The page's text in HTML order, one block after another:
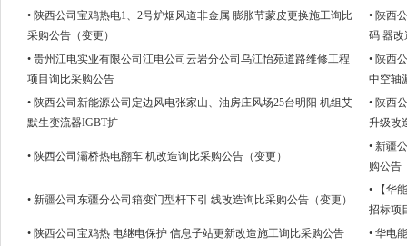
• 陕西公司宝鸡热电1、2号炉烟风道非金属 膨胀节蒙皮更换施工询比
采购公告（变更）
• 陕西
码 器改
• 贵州江电实业有限公司江电公司云岩分公司乌江怡苑道路维修工程
项目询比采购公告
• 陕西
中空轴
• 陕西公司新能源公司定边风电张家山、油房庄风场25台明阳 机组艾
默生变流器IGBT扩
• 陕西
升级改
• 陕西公司灞桥热电翻车 机改造询比采购公告（变更）
• 新疆
购公告
• 新疆公司东疆分公司箱变门型杆下引 线改造询比采购公告（变更）
• 【华
招标项
• 陕西公司宝鸡热 电继电保护 信息子站更新改造施工询比采购公告
• 华电